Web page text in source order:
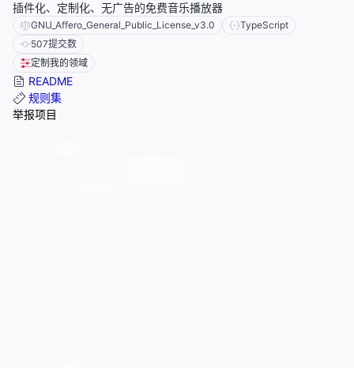
插件化、定制化、无广告的免费音乐播放器
GNU_Affero_General_Public_License_v3.0
TypeScript
507提交数
定制我的领域
README
规则集
举报项目